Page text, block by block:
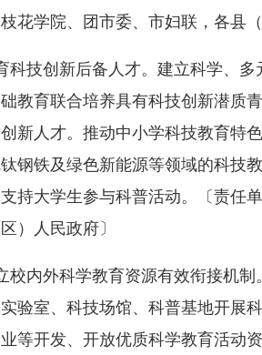
花学院、团市委、市妇联，各县
技创新后备人才。建立科学、多
教育联合培养具有科技创新潜质
新人才。推动中小学科技教育特
钢铁及绿色新能源等领域的科技
持大学生参与科普活动。〔责任
）人民政府〕
内外科学教育资源有效衔接机制
验室、科技场馆、科普基地开展
等开发、开放优质科学教育活动